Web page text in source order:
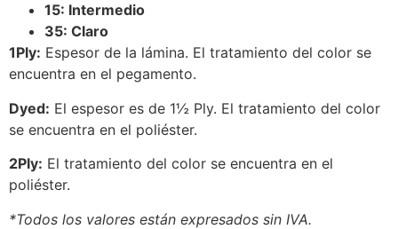
15: Intermedio
35: Claro
1Ply: Espesor de la lámina. El tratamiento del color se
encuentra en el pegamento.
Dyed: El espesor es de 1½ Ply. El tratamiento del color
se encuentra en el poliéster.
2Ply: El tratamiento del color se encuentra en el
poliéster.
*Todos los valores están expresados sin IVA.